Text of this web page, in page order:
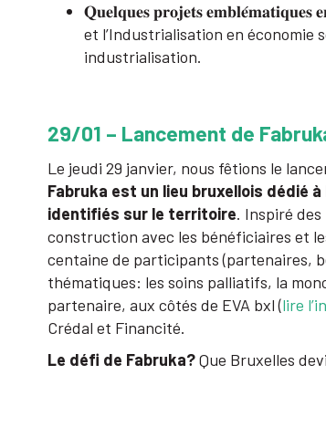
𝐐𝐮𝐞𝐥𝐪𝐮𝐞𝐬 𝐩𝐫𝐨𝐣𝐞𝐭𝐬
et l’Industrialisation en économie
industrialisation.
29/01 – Lancement de
Le jeudi 29 janvier, nous fêtions le
Fabruka est un lieu bruxellois dédié
identifiés sur le territoire. Inspiré
construction avec les bénéficiaires et
centaine de participants (partenaires,
thématiques: les soins palliatifs, la
partenaire, aux côtés de EVA bxl (lire
Crédal et Financité.
Le défi de Fabruka?Que Bruxelles